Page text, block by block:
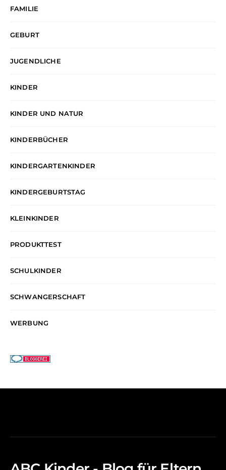
FAMILIE
GEBURT
JUGENDLICHE
KINDER
KINDER UND NATUR
KINDERBÜCHER
KINDERGARTENKINDER
KINDERGEBURTSTAG
KLEINKINDER
PRODUKTTEST
SCHULKINDER
SCHWANGERSCHAFT
WERBUNG